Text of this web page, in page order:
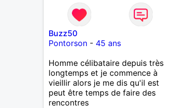
Buzz50
Pontorson- 45 ans
Homme célibataire depuis très
longtemps et je commence à
vieillir alors je me dis qu'il est
peut être temps de faire des
rencontres